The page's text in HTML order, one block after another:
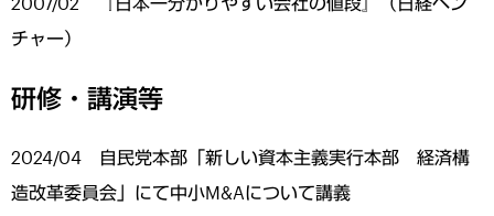
チャー）
研修・講演等
2024/04 自民党本部「新しい資本主義実行本部 経済構
造改革委員会」にて中小M&Aについて講義